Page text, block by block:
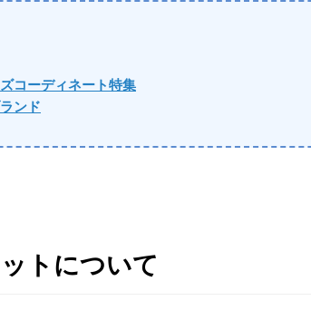
コーディネート特集
ンド
トについて